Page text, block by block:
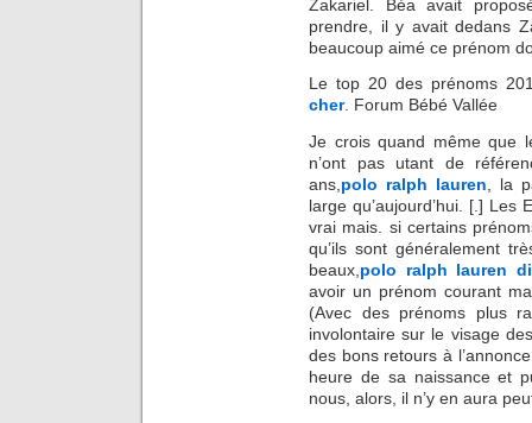
Zakariel. Béa avait
prendre, il y avait dedans
beaucoup aimé ce prénom
Le top 20 des prénoms
cher. Forum Bébé Vallée
Je crois quand même que
n’ont pas utant de
ans, polo ralph lauren , la
large qu’aujourd’hui. [.] Les
vrai mais. si certains
qu’ils sont généralement
beaux, polo ralph lauren
avoir un prénom courant
(Avec des prénoms plus
involontaire sur le visage
des bons retours à
heure de sa naissance et
nous, alors, il n’y en aura